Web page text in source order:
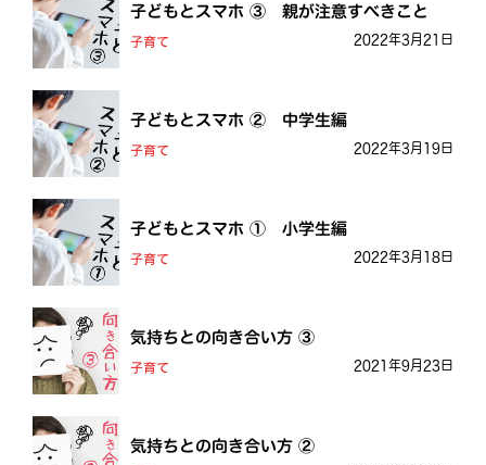
子どもとスマホ ③ 親が注意すべきこと
子育て 2022年3月21日
子どもとスマホ ② 中学生編
子育て 2022年3月19日
子どもとスマホ ① 小学生編
子育て 2022年3月18日
気持ちとの向き合い方 ③
子育て 2021年9月23日
気持ちとの向き合い方 ②